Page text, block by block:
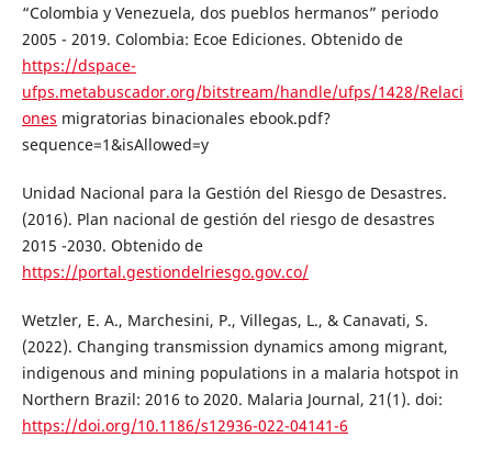
“Colombia y Venezuela, dos pueblos hermanos” periodo
2005 - 2019. Colombia: Ecoe Ediciones. Obtenido de
https://dspace-
ufps.metabuscador.org/bitstream/handle/ufps/1428/Relaci
ones migratorias binacionales ebook.pdf?
sequence=1&isAllowed=y
Unidad Nacional para la Gestión del Riesgo de Desastres.
(2016). Plan nacional de gestión del riesgo de desastres
2015 -2030. Obtenido de
https://portal.gestiondelriesgo.gov.co/
Wetzler, E. A., Marchesini, P., Villegas, L., & Canavati, S.
(2022). Changing transmission dynamics among migrant,
indigenous and mining populations in a malaria hotspot in
Northern Brazil: 2016 to 2020. Malaria Journal, 21(1). doi:
https://doi.org/10.1186/s12936-022-04141-6